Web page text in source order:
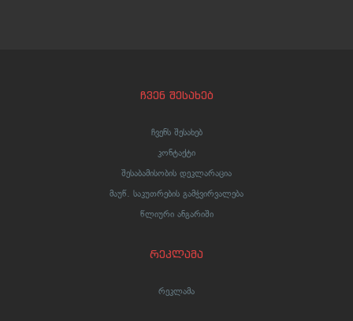
ჩვენ შესახებ
ჩვენს შესახებ
კონტაქტი
შესაბამისობის დეკლარაცია
მაუწ. საკუთრების გამჭვირვალება
წლიური ანგარიში
რეკლამა
რეკლამა